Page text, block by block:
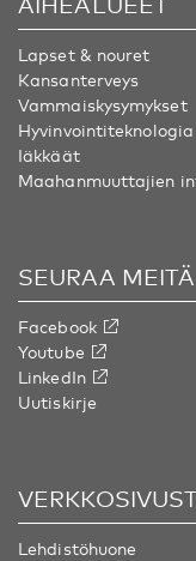
Lapset & nouret
Kansanterveys
Vammaiskysymykset
Hyvinvointiteknologia
Iäkkäät
Maahanmuuttajien
SEURAA MEITÄ
Facebook
Youtube
LinkedIn
Uutiskirje
Lehdistöhuone